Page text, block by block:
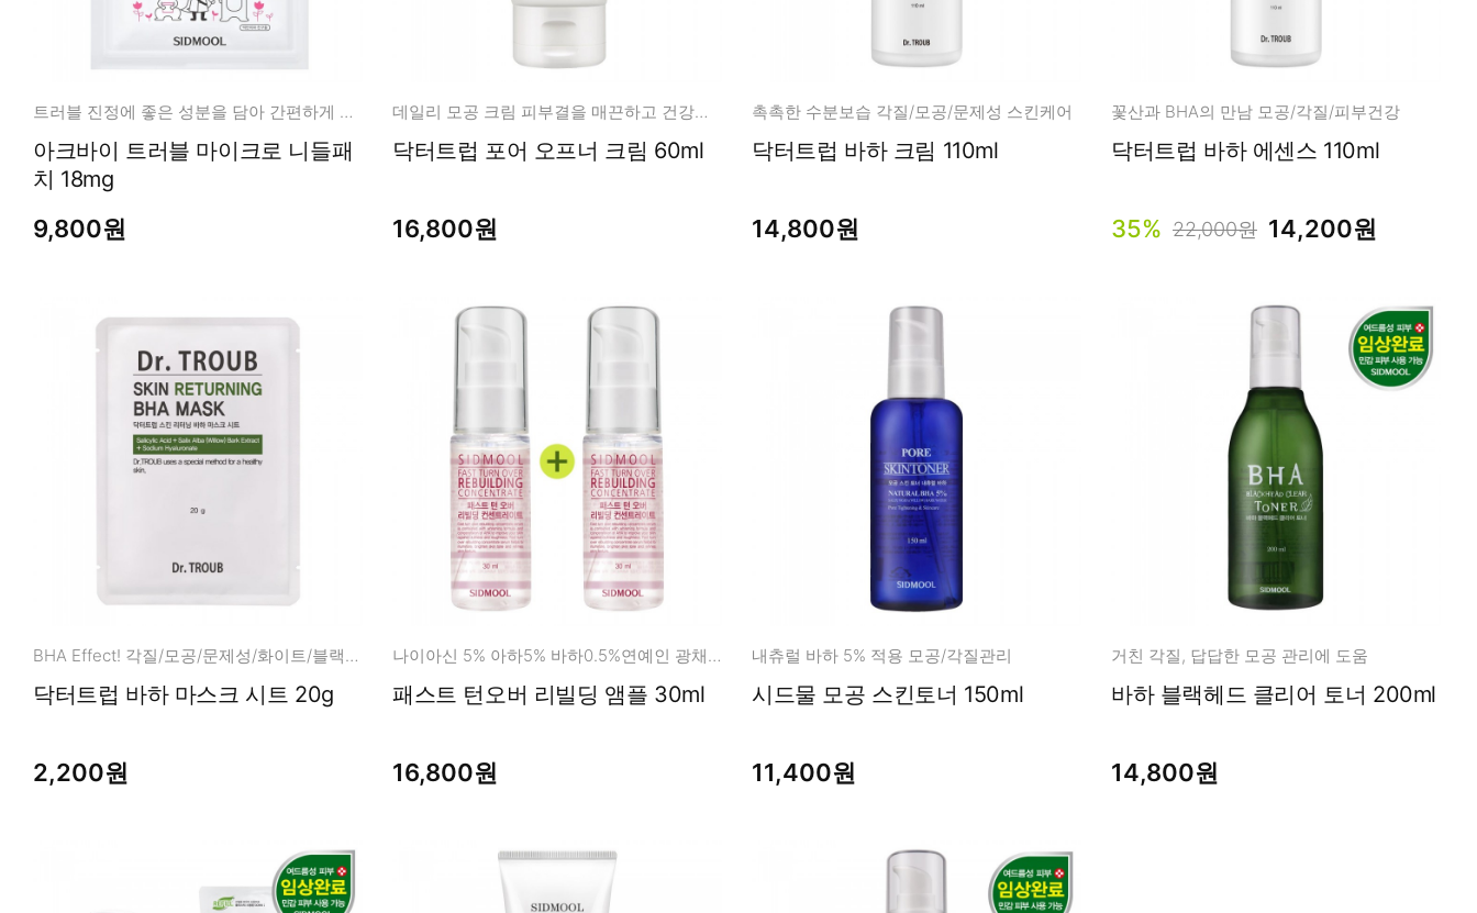
트러블 진정에 좋은 성분을 담아 간편하게 트러블 고민해결!
아크바이 트러블 마이크로 니들패
치 18mg
9,800원
데일리 모공 크림 피부결을 매끈하고 건강하게
닥터트럽 포어 오프너 크림 60ml
16,800원
촉촉한 수분보습 각질/모공/문제성 스킨케어
닥터트럽 바하 크림 110ml
14,800원
꽃산과 BHA의 만남 모공/각질/피부건강
닥터트럽 바하 에센스 110ml
35% 22,000원 14,200원
BHA Effect! 각질/모공/문제성/화이트/블랙/헤드
닥터트럽 바하 마스크 시트 20g
2,200원
나이아신 5% 아하5% 바하0.5%연예인 광채/각질/모공케어
패스트 턴오버 리빌딩 앰플 30ml
16,800원
내츄럴 바하 5% 적용 모공/각질관리
시드물 모공 스킨토너 150ml
11,400원
거친 각질, 답답한 모공 관리에 도움
바하 블랙헤드 클리어 토너 200ml
14,800원